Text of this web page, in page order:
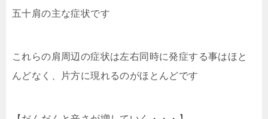
五十肩の主な症状です
これらの肩周辺の症状は左右同時に発症する事はほと
んどなく、片方に現れるのがほとんどです